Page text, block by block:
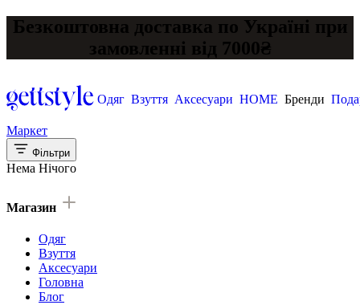
Безкоштовна доставка по Україні при
замовленні від 7000₴
Одяг Взуття Аксесуари HOME Бренди
Маркет
Фільтри
Нема Нічого
Магазин
Одяг
Взуття
Аксесуари
Головна
Блог